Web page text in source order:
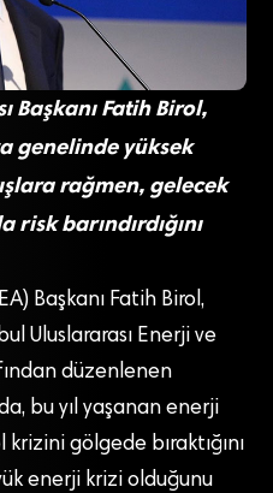
Başkanı Fatih Birol,
genelinde yüksek
rağmen, gelecek
risk barındırdığını
Başkanı Fatih Birol,
Uluslararası Enerji ve
düzenlenen
bu yıl yaşanan enerji
gölgede bıraktığını
enerji krizi olduğunu